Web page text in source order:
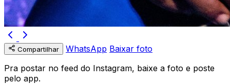
Compartilhar WhatsApp Baixar foto
Pra postar no feed do Instagram, baixe a foto e poste
pelo app.